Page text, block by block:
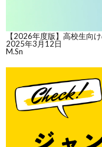
【2026年度版】高校生向
2025年3月12日
M.Sn